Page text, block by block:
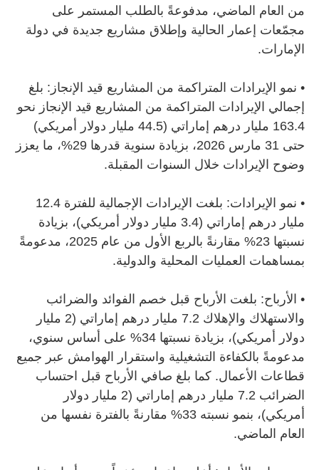
من العام الماضي، مدفوعةً بالطلب المستمر على
مجمّعات إعمار الحالية وإطلاق مشاريع جديدة في دولة
الإمارات.
• نمو الإيرادات المتراكمة من المشاريع قيد الإنجاز: بلغ
إجمالي الإيرادات المتراكمة من المشاريع قيد الإنجاز نحو
163.4 مليار درهم إماراتي (44.5 مليار دولار أمريكي)
حتى 31 مارس 2026، بزيادة سنوية قدرها 29%، ما يعزز
وضوح الإيرادات خلال السنوات المقبلة.
•
نمو الإيرادات: بلغت الإيرادات الإجمالية للفترة 12.4
مليار درهم إماراتي (3.4 مليار دولار أمريكي)، بزيادة
نسبتها 23% مقارنةً بالربع الأول من عام 2025، مدعومةً
بمساهمات العمليات المحلية والدولية.
• الأرباح: بلغت الأرباح قبل خصم الفوائد والضرائب
والاستهلاك والإهلاك 7.2 مليار درهم إماراتي (2 مليار
دولار أمريكي)، بزيادة نسبتها 34% على أساس سنوي،
مدعومةً بالكفاءة التشغيلية واستقرار الهوامش عبر جميع
قطاعات الأعمال. كما بلغ صافي الأرباح قبل احتساب
الضرائب 7.2 مليار درهم إماراتي (2 مليار دولار
أمريكي)، بنمو نسبته 33% مقارنةً بالفترة نفسها من
العام الماضي.